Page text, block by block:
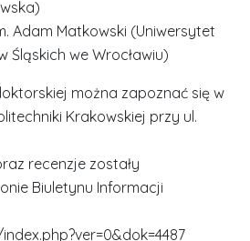
Adam Matkowski (Uniwersytet
Śląskich we Wrocławiu)
można zapoznać się w
Krakowskiej przy ul.
recenzje zostały
Biuletynu Informacji